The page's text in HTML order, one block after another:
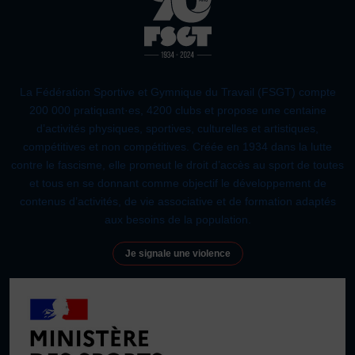
JE SOUHAITE TROUVER UNE ACTIVITÉ SPORTIVE
Activités d’entretien, de forme et de santé
Atelier d’aventure motrice des 0 – 3 ans
Athlé-Marche nordique
Athlétisme – Piste & Courses hors stade Autres
Autres activités de pleine nature Autres sports collectifs
Autres sports Nautiques Badminton Ball-trap
E-sport Echecs Football
Gymnastique Joutes nautiques Judo
L’activité Bébé et parent dans l’eau
Multi-activités Natation
La Fédération Sportive et Gymnique du Travail (FSGT) compte
200 000 pratiquant·es, 4200 clubs et propose une centaine
d’activités physiques, sportives, culturelles et artistiques,
compétitives et non compétitives. Créée en 1934 dans la lutte
contre le fascisme, elle promeut le droit d’accès au sport de toutes
et tous en se donnant comme objectif le développement de
contenus d’activités, de vie associative et de formation adaptés
aux besoins de la population.
Je signale une violence
Remplacer par du texte